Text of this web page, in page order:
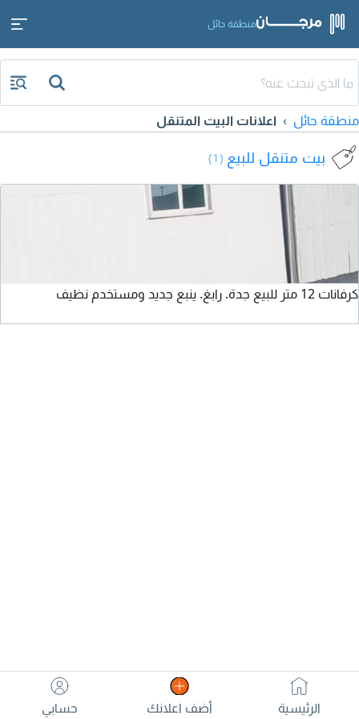
منطقة حائل
منطقة حائل اعلانات البيت المتنقل
بيت متنقل للبيع (1)
كرفانات 12 متر للبيع جدة. رابغ. ينبع جديد ومستخدم نظيف
الرئيسية أضف اعلانك حسابي